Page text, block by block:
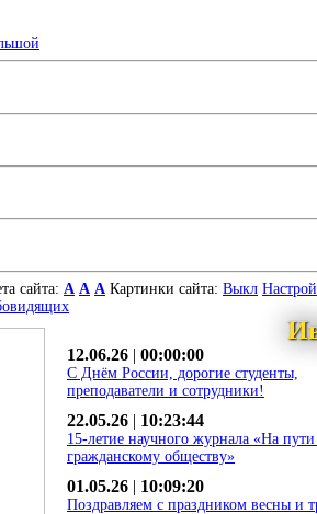
сайта: A A A Картинки сайта: Выкл
12.06.26 | 00:00:00
С Днём России, дорогие студенты,
преподаватели и сотрудники!
22.05.26 | 10:23:44
15-летие научного журнала «На
гражданскому обществу»
01.05.26 | 10:09:20
Поздравляем с праздником весны и